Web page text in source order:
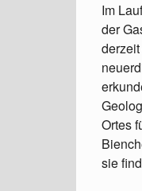
Im
der
Ortes
sie